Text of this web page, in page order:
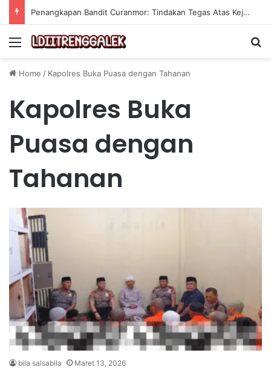
Penangkapan Bandit Curanmor: Tindakan Tegas Atas Kejahatan Sepeda Motor
Menu
Home / Kapolres Buka Puasa dengan Tahanan
Kapolres Buka
Puasa dengan
Tahanan
bila salsabila Maret 13, 2026